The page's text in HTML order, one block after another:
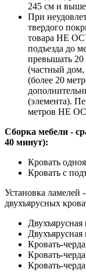
245 см и
При
твердого
товара НЕ
подъезда до
превышать 20
(частный
(более 20
(элемента).
метров НЕ
Сборка мебели -
40 минут):
Кровать
Кровать с
Установка ламелей
двухъярусных
Двухъярусная
Кровать-
Кровать-
Кровать-